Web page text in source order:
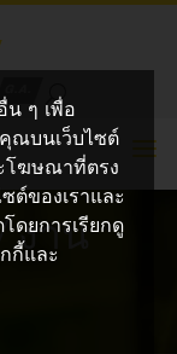
น ๆ เพื่อ
ณบนเว็บไซต์
โฆษณาที่ตรง
ต์ของเราและ
ดยการเรียกดู
กี้และาน